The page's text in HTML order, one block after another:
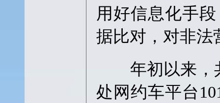
用好信息化手
据比对，对非法
年初以来，共
处网约车平台